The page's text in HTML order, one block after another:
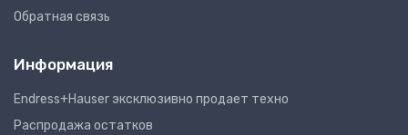
Обратная связь
Информация
Endress+Hauser эксклюзивно продает техно
Распродажа остатков